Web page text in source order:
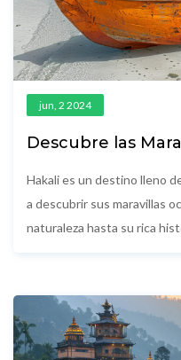
jun, 2 2024
Descubre las
Hakali es un destino lleno
a descubrir sus maravillas
naturaleza hasta su rica
útiles para aprovechar al
fascinante.